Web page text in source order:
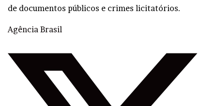
de documentos públicos e crimes licitatórios.
Agência Brasil